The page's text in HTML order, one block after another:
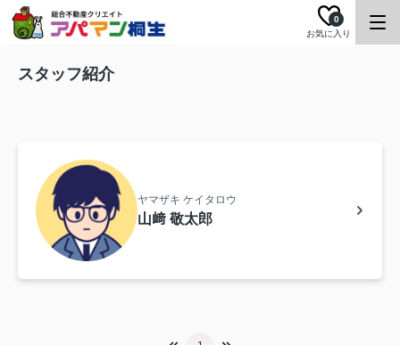
お気に入り
0
スタッフ紹介
ヤマザキ ケイタロウ
山﨑 敬太郎